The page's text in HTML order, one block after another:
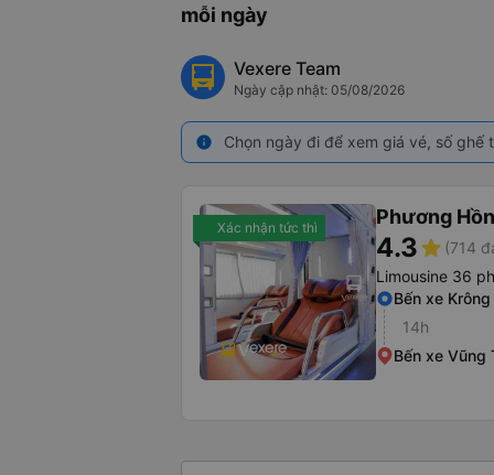
mỗi ngày
Vexere Team
Ngày cập nhật: 05/08/2026
info Chọn ngày đi để xem giá vé, số
Xác nhận tức thì Phương
4.3star (714
Limousine 36
Bến xe
14h
Bến xe Vũng